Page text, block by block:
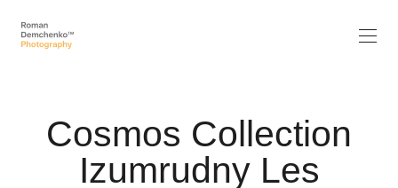
Cosmos Collection
Izumrudny Les